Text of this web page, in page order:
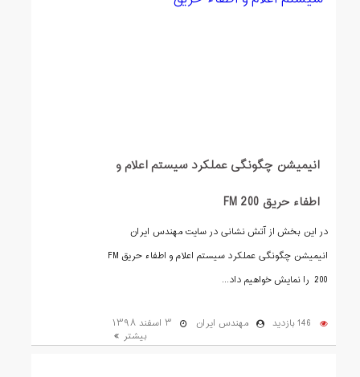
انیمیشن چگونگی عملکرد سیستم اعلام و
اطفاء حریق FM 200
در این بخش از آتش نشانی در سایت مهندس ایران
انیمیشن چگونگی عملکرد سیستم اعلام و اطفاء حریق FM
200 را نمایش خواهیم داد...
146 بازدید مهندس ایران ۳ اسفند ۱۳۹۸
بیشتر